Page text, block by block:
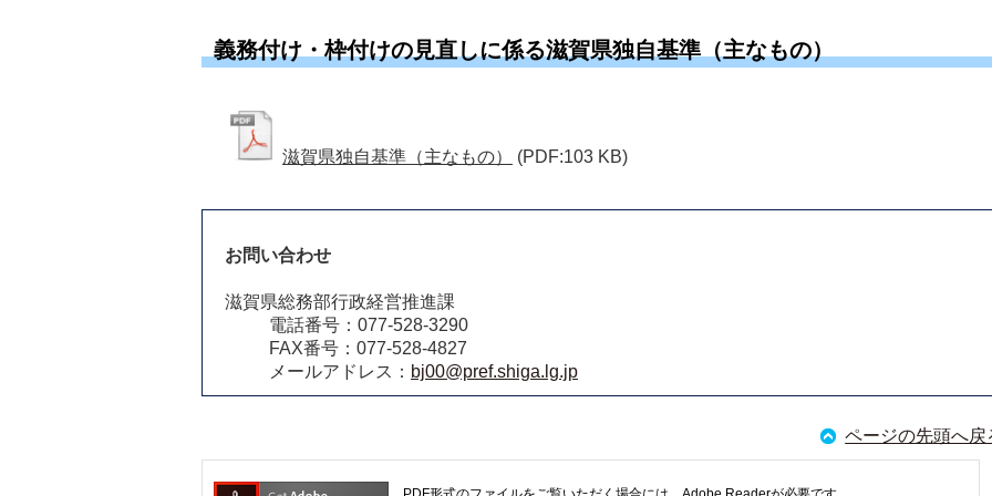
義務付け・枠付けの見直しに係る滋賀県独自基準（主なもの）
滋賀県独自基準（主なもの） (PDF:103 KB)
お問い合わせ
滋賀県総務部行政経営推進課
電話番号：077-528-3290
FAX番号：077-528-4827
メールアドレス： bj00@pref.shiga.lg.jp
ページの先頭へ戻